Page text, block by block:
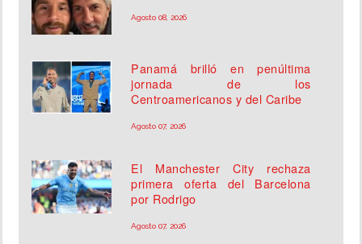
Agosto 08, 2026
Panamá brilló en penúltima
jornada de los
Centroamericanos y del Caribe
Agosto 07, 2026
El Manchester City rechaza
primera oferta del Barcelona
por Rodrigo
Agosto 07, 2026